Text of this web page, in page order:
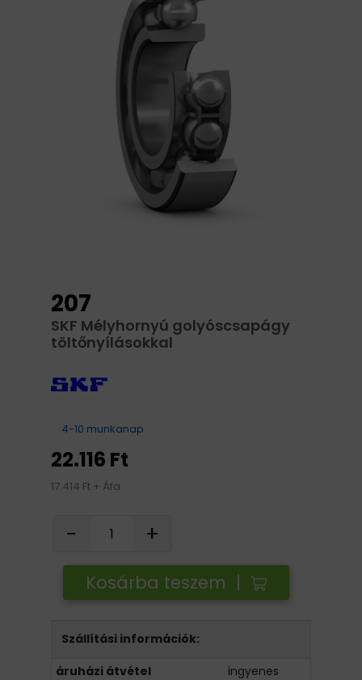
VÁSÁRLÁSI INFORMÁCIÓK
207
SKF Mélyhornyú golyóscsapágy
töltőnyílásokkal
4-10 munkanap
22.116 Ft
17.414 Ft + Áfa
- +
Kosárba teszem |
Szállítási információk:
áruházi átvétel
ingyenes